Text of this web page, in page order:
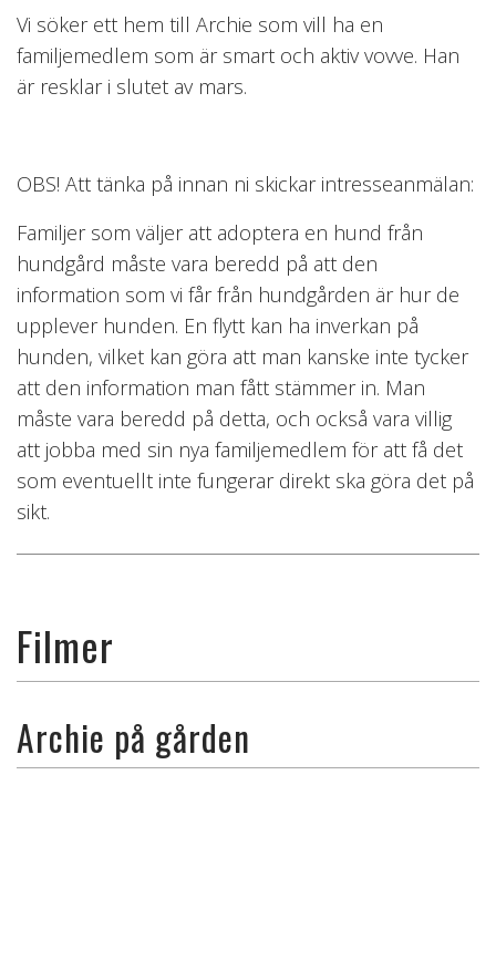
Vi söker ett hem till Archie som vill ha en
familjemedlem som är smart och aktiv vovve. Han
är resklar i slutet av mars.
OBS! Att tänka på innan ni skickar intresseanmälan:
Familjer som väljer att adoptera en hund från
hundgård måste vara beredd på att den
information som vi får från hundgården är hur de
upplever hunden. En flytt kan ha inverkan på
hunden, vilket kan göra att man kanske inte tycker
att den information man fått stämmer in. Man
måste vara beredd på detta, och också vara villig
att jobba med sin nya familjemedlem för att få det
som eventuellt inte fungerar direkt ska göra det på
sikt.
Filmer
Archie på gården